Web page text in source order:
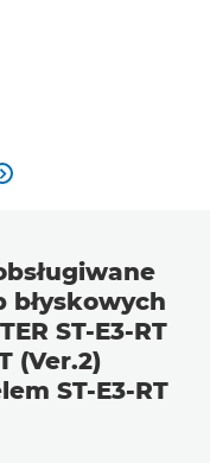

błyskowych
ST-E3-RT
(Ver.2)
ST-E3-RT